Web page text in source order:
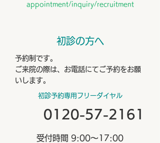
appointment/inquiry/recruitment
初診の方へ
予約制です。
ご来院の際は、お電話にてご予約をお願
いします。
初診予約専用フリーダイヤル
0120-57-2161
受付時間 9:00～17:00